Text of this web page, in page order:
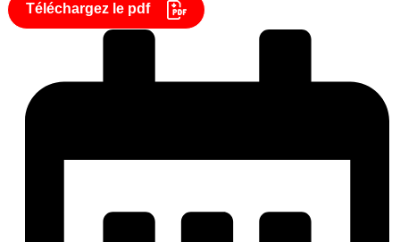
Téléchargez le pdf